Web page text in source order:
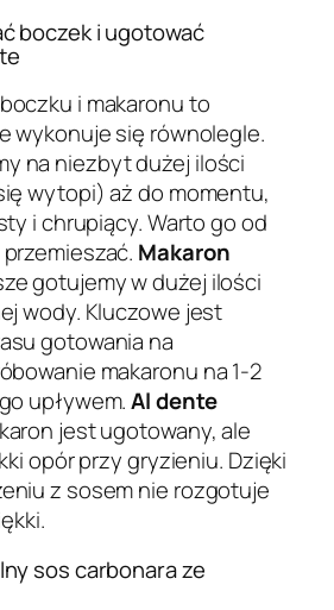
boczek i ugotować
i makaronu to
wykonuje się równolegle.
na niezbyt dużej ilości
wytopi) aż do momentu,
i chrupiący. Warto go od
Makaron
gotujemy w dużej ilości
wody. Kluczowe jest
gotowania na
makaronu na 1-2
upływem.Al dente
jest ugotowany, ale
opór przy gryzieniu. Dzięki
z sosem nie rozgotuje
sos carbonara ze